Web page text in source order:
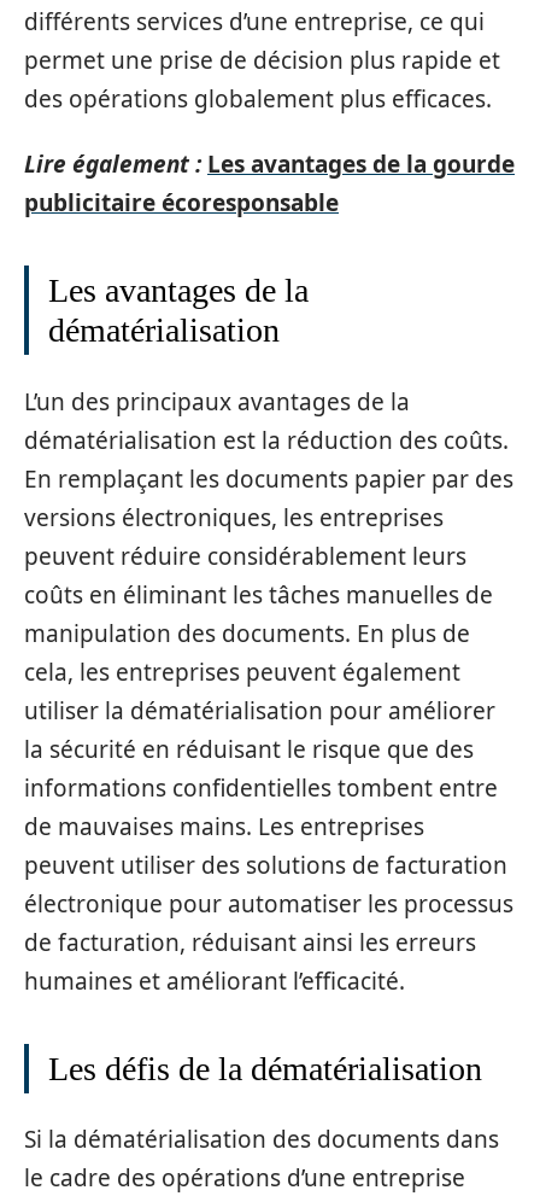
différents services d’une entreprise, ce qui
permet une prise de décision plus rapide et
des opérations globalement plus efficaces.
Lire également : Les avantages de la gourde
publicitaire écoresponsable
Les avantages de la
dématérialisation
L’un des principaux avantages de la
dématérialisation est la réduction des coûts.
En remplaçant les documents papier par des
versions électroniques, les entreprises
peuvent réduire considérablement leurs
coûts en éliminant les tâches manuelles de
manipulation des documents. En plus de
cela, les entreprises peuvent également
utiliser la dématérialisation pour améliorer
la sécurité en réduisant le risque que des
informations confidentielles tombent entre
de mauvaises mains. Les entreprises
peuvent utiliser des solutions de facturation
électronique pour automatiser les processus
de facturation, réduisant ainsi les erreurs
humaines et améliorant l’efficacité.
Les défis de la dématérialisation
Si la dématérialisation des documents dans
le cadre des opérations d’une entreprise